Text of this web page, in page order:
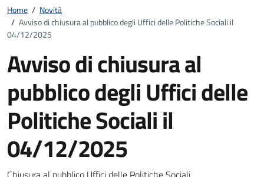
Home / Novità
/ Avviso di chiusura al pubblico degli Uffici delle Politiche Sociali il
04/12/2025
Avviso di chiusura al
pubblico degli Uffici delle
Politiche Sociali il
04/12/2025